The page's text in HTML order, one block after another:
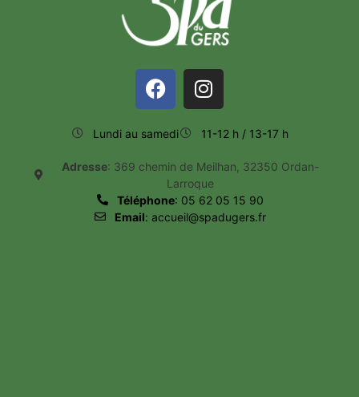
Lundi au samedi 11-12 h / 13-17 h
Adresse: 369 chemin de Meilhan, 32350 Ordan-
Larroque
Téléphone: 05 62 05 15 90
Email: accueil@spadugers.fr